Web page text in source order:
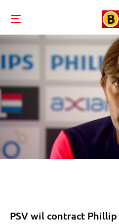
PSV wil contract